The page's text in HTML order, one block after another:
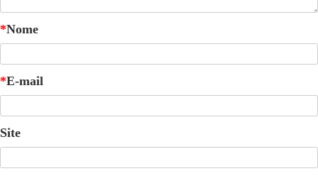
Nome
*
E-mail
*
Site